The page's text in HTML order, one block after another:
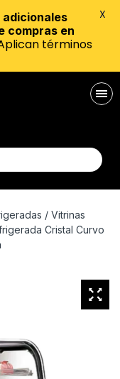
/ Vitrinas
Cristal Curvo
adicionales
compras en
términos
X